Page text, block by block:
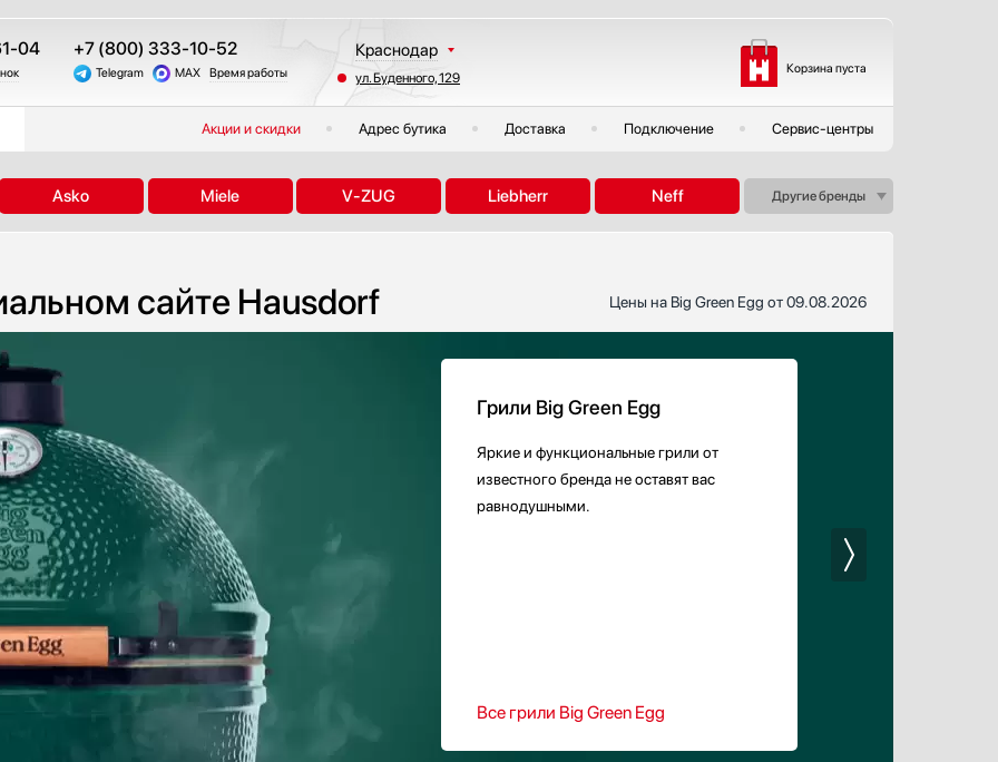
04 +7 (800) 333-10-52
Telegram MAX Время работы
Краснодар
Москва
Санкт-Петербург
Екатеринбург
Другие регионы
ул. Буденного, 129
Корзина пуста
Акции и скидки Адрес бутика Доставка Подключение Сервис-центры
Asko Miele V-ZUG Liebherr Neff Другие бренды
сайте Hausdorf Цены на Big Green Egg от 09.08.2026
Грили Big Green Egg
Яркие и функциональные грили от
известного бренда не оставят вас
равнодушными.
Все грили Big Green Egg